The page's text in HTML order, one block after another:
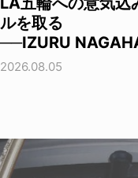
ルを取る
──IZURU
2026.08.05